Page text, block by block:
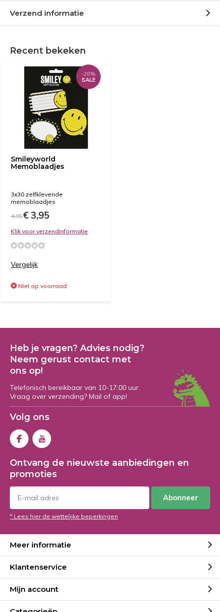
Verzend informatie
Recent bekeken
Smileyworld
Memoblaadjes
-20%
SALE
3x30 zelfklevende
memoblaadjes
4,95€ 3,95
Klik voor verzendinformatie
Vergelijk
Niet op voorraad
Heb je vragen? Advies nodig?
Neem gerust contact met
ons op!
Telefonisch bereikbaar van 10-17:00 uur.
Vraag over verzending? Mail of app!
Volg ons
Ontvang de nieuwste aanbiedingen en
promoties
Abonneer
* Lees hier de wettelijke beperkingen
Meer informatie
Klantenservice
Mijn account